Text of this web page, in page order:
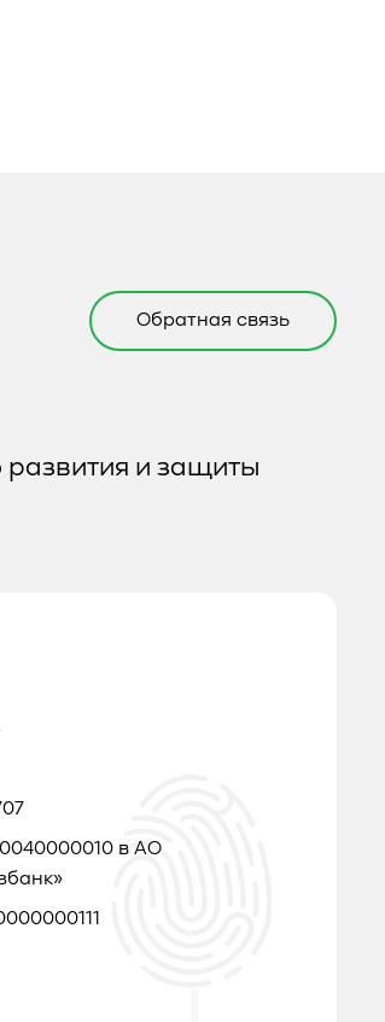
Обратная связь
и защиты
в АО